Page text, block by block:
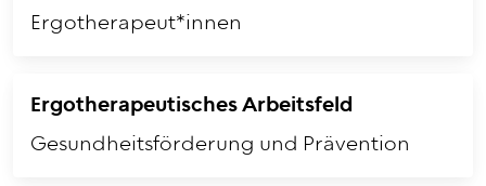
Ergotherapeut*innen
Ergotherapeutisches Arbeitsfeld
Gesundheitsförderung und Prävention